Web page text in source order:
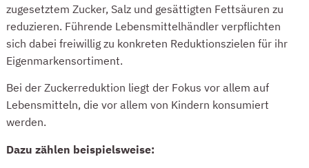
zugesetztem Zucker, Salz und gesättigten Fettsäuren zu
reduzieren. Führende Lebensmittelhändler verpflichten
sich dabei freiwillig zu konkreten Reduktionszielen für ihr
Eigenmarkensortiment.
Bei der Zuckerreduktion liegt der Fokus vor allem auf
Lebensmitteln, die vor allem von Kindern konsumiert
werden.
Dazu zählen beispielsweise: